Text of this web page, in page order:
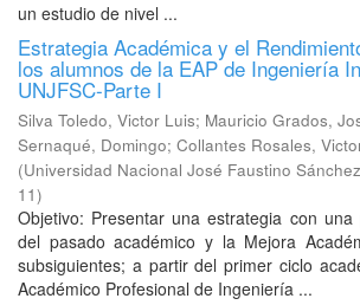
un estudio de nivel ...
Estrategia Académica y el
los alumnos de la EAP de Ingeniería
UNJFSC-Parte I
Silva Toledo, Victor Luis; Mauricio Grados,
Sernaqué, Domingo; Collantes Rosales,
(Universidad Nacional José Faustino
11)
Objetivo: Presentar una estrategia con una
del pasado académico y la Mejora
subsiguientes; a partir del primer ciclo
Académico Profesional de Ingeniería ...